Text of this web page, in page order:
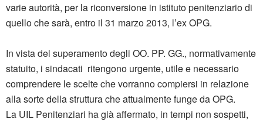
varie autorità, per la riconversione in istituto penitenziario di
quello che sarà, entro il 31 marzo 2013, l’ex OPG.
In vista del superamento degli OO. PP. GG., normativamente
statuito, i sindacati ritengono urgente, utile e necessario
comprendere le scelte che vorranno compiersi in relazione
alla sorte della struttura che attualmente funge da OPG.
La UIL Penitenziari ha già affermato, in tempi non sospetti,